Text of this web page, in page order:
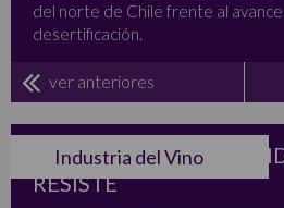
del norte de Chile frente al avance
desertificación.
ver anteriores
Industria del Vino
OIV: CAE EL VINO
RESISTE